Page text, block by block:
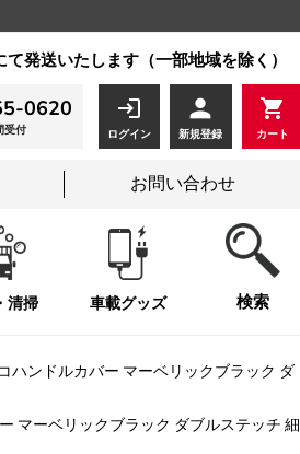
発送いたします（一部地域を除く）
0620
受付
login
ログイン
person
新規登録
shopping_cart
カート
お問い合わせ
清掃 車載グッズ 検索
ハンドルカバー マーベリックブラック ダ
マーベリックブラック ダブルステッチ 細